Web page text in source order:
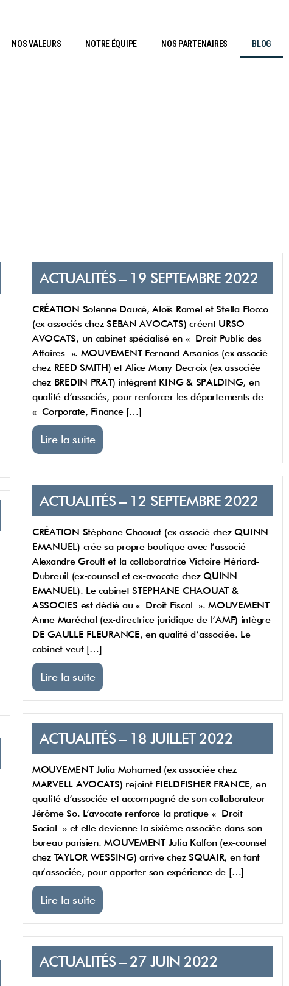
NOS VALEURS NOTRE ÉQUIPE NOS PARTENAIRES BLOG
ACTUALITÉS – 19 SEPTEMBRE 2022
CRÉATION Solenne Daucé, Aloïs Ramel et Stella Flocco
(ex associés chez SEBAN AVOCATS) créent URSO
AVOCATS, un cabinet spécialisé en « Droit Public des
Affaires ». MOUVEMENT Fernand Arsanios (ex associé
chez REED SMITH) et Alice Mony Decroix (ex associée
chez BREDIN PRAT) intègrent KING & SPALDING, en
qualité d’associés, pour renforcer les départements de
« Corporate, Finance […]
Lire la suite
ACTUALITÉS – 12 SEPTEMBRE 2022
CRÉATION Stéphane Chaouat (ex associé chez QUINN
EMANUEL) crée sa propre boutique avec l’associé
Alexandre Groult et la collaboratrice Victoire Hériard-
Dubreuil (ex-counsel et ex-avocate chez QUINN
EMANUEL). Le cabinet STEPHANE CHAOUAT &
ASSOCIES est dédié au « Droit Fiscal ». MOUVEMENT
Anne Maréchal (ex-directrice juridique de l’AMF) intègre
DE GAULLE FLEURANCE, en qualité d’associée. Le
cabinet veut […]
Lire la suite
ACTUALITÉS – 18 JUILLET 2022
MOUVEMENT Julia Mohamed (ex associée chez
MARVELL AVOCATS) rejoint FIELDFISHER FRANCE, en
qualité d’associée et accompagné de son collaborateur
Jérôme So. L’avocate renforce la pratique « Droit
Social » et elle devienne la sixième associée dans son
bureau parisien. MOUVEMENT Julia Kalfon (ex-counsel
chez TAYLOR WESSING) arrive chez SQUAIR, en tant
qu’associée, pour apporter son expérience de […]
Lire la suite
ACTUALITÉS – 27 JUIN 2022